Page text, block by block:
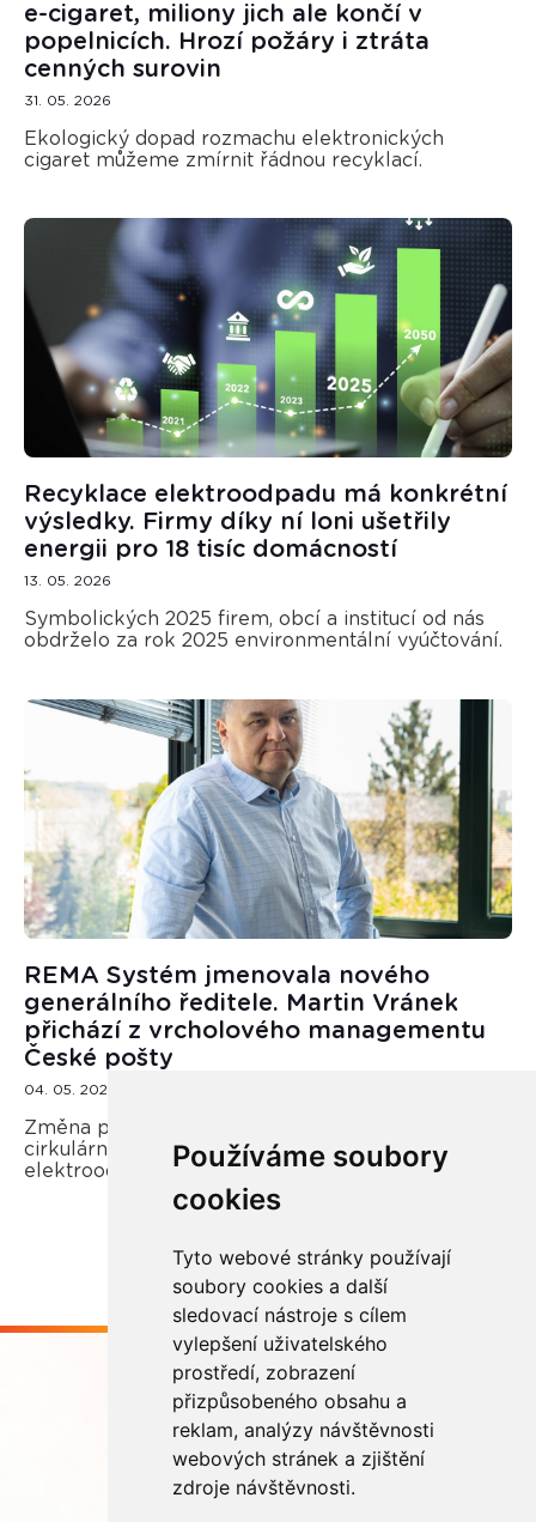
Používáme soubory
cookies
Tyto webové stránky používají
soubory cookies a další
sledovací nástroje s cílem
vylepšení uživatelského
prostředí, zobrazení
přizpůsobeného obsahu a
reklam, analýzy návštěvnosti
webových stránek a zjištění
zdroje návštěvnosti.
e-cigaret, miliony jich ale končí v
popelnicích. Hrozí požáry i ztráta
cenných surovin
31. 05. 2026
Ekologický dopad rozmachu elektronických
cigaret můžeme zmírnit řádnou recyklací.
Recyklace elektroodpadu má konkrétní
výsledky. Firmy díky ní loni ušetřily
energii pro 18 tisíc domácností
13. 05. 2026
Symbolických 2025 firem, obcí a institucí od nás
obdrželo za rok 2025 environmentální vyúčtování.
REMA Systém jmenovala nového
generálního ředitele. Martin Vránek
přichází z vrcholového managementu
České pošty
04. 05. 2026
Změna přichází v době rostoucích nároků na
cirkulární ekonomiku i efektivní nakládání s
elektroodpadem.
Buďme ve spojení